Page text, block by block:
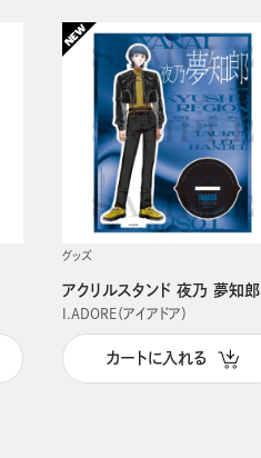
グッズ
アクリルスタンド 夜乃 夢知郎
I.ADORE（アイアドア）
カートに入れる